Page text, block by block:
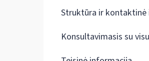
Struktūra ir kontaktinė
Konsultavimasis su